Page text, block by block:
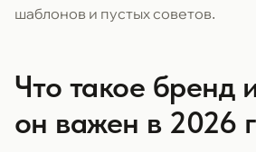
шаблонов и пустых советов.
Что такое бренд
он важен в 2026